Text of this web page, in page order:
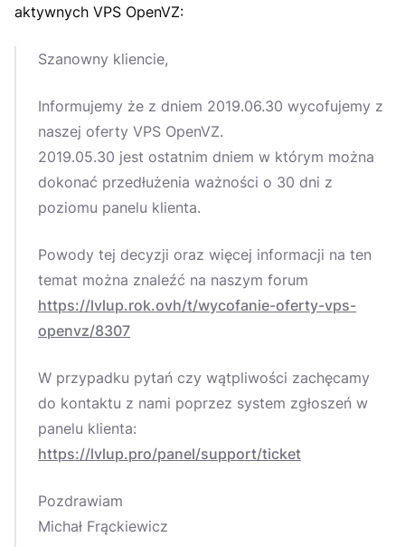
aktywnych VPS OpenVZ:
Szanowny kliencie,
Informujemy że z dniem 2019.06.30 wycofujemy z
naszej oferty VPS OpenVZ.
2019.05.30 jest ostatnim dniem w którym można
dokonać przedłużenia ważności o 30 dni z
poziomu panelu klienta.
Powody tej decyzji oraz więcej informacji na ten
temat można znaleźć na naszym forum
https://lvlup.rok.ovh/t/wycofanie-oferty-vps-
openvz/8307
W przypadku pytań czy wątpliwości zachęcamy
do kontaktu z nami poprzez system zgłoszeń w
panelu klienta:
https://lvlup.pro/panel/support/ticket
Pozdrawiam
Michał Frąckiewicz